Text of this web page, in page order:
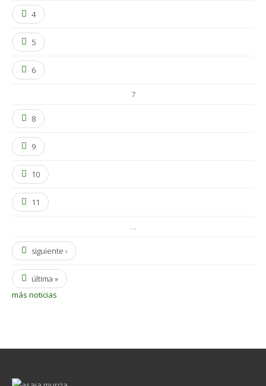
4
5
6
7
8
9
10
11
…
siguiente ›
última »
más noticias